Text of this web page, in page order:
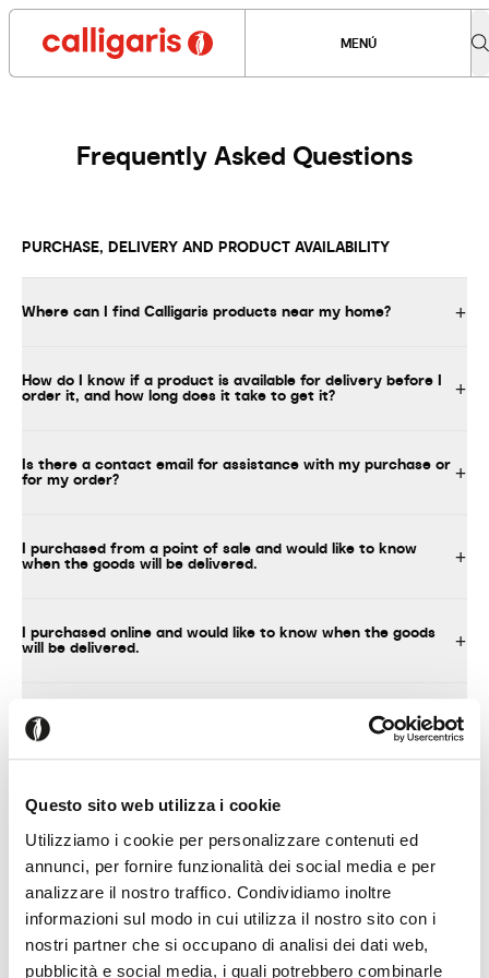
Questo sito web utilizza i cookie
Utilizziamo i cookie per personalizzare contenuti ed
annunci, per fornire funzionalità dei social media e per
analizzare il nostro traffico. Condividiamo inoltre
informazioni sul modo in cui utilizza il nostro sito con i
nostri partner che si occupano di analisi dei dati web,
pubblicità e social media, i quali potrebbero combinarle
MENÚ
Frequently Asked Questions
PURCHASE, DELIVERY AND PRODUCT AVAILABILITY
Where can I find Calligaris products near my home?
How do I know if a product is available for delivery before I
order it, and how long does it take to get it?
Is there a contact email for assistance with my purchase or
for my order?
I purchased from a point of sale and would like to know
when the goods will be delivered.
I purchased online and would like to know when the goods
will be delivered.
What should I do upon delivery of the product?
TECHNICAL INFORMATION, INSTRUCTIONS FOR USE AND
MAINTENANCE